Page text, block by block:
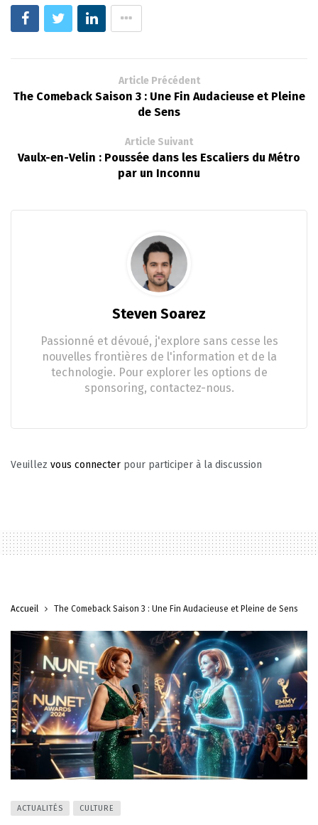
Article Précédent
The Comeback Saison 3 : Une Fin Audacieuse et Pleine
de Sens
Article Suivant
Vaulx-en-Velin : Poussée dans les Escaliers du Métro
par un Inconnu
Steven Soarez
Passionné et dévoué, j'explore sans cesse les
nouvelles frontières de l'information et de la
technologie. Pour explorer les options de
sponsoring, contactez-nous.
Veuillez vous connecter pour participer à la discussion
Accueil The Comeback Saison 3 : Une Fin Audacieuse et Pleine de Sens
ACTUALITÉS CULTURE